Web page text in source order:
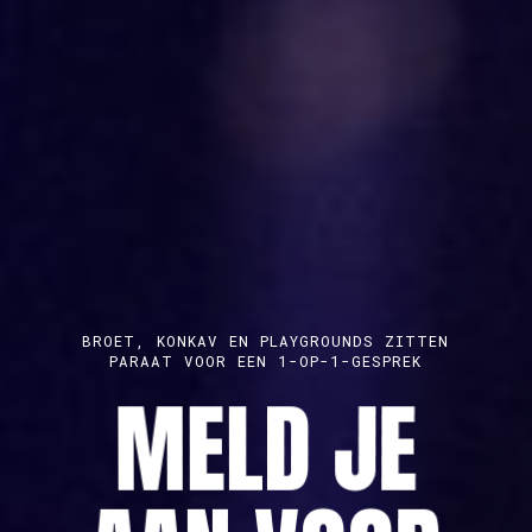
MAAK EEN GRATIS PROFIEL AAN
BROET, KONKAV EN PLAYGROUNDS ZITTEN
PARAAT VOOR EEN 1-OP-1-GESPREK
MELD JE
VERTONEN
HOE KRIJG